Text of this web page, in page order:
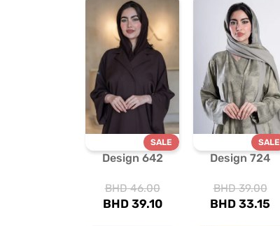
SALE
Design 724
BHD39.00
BHD 33.15
SALE
Design 642
BHD46.00
BHD39.10